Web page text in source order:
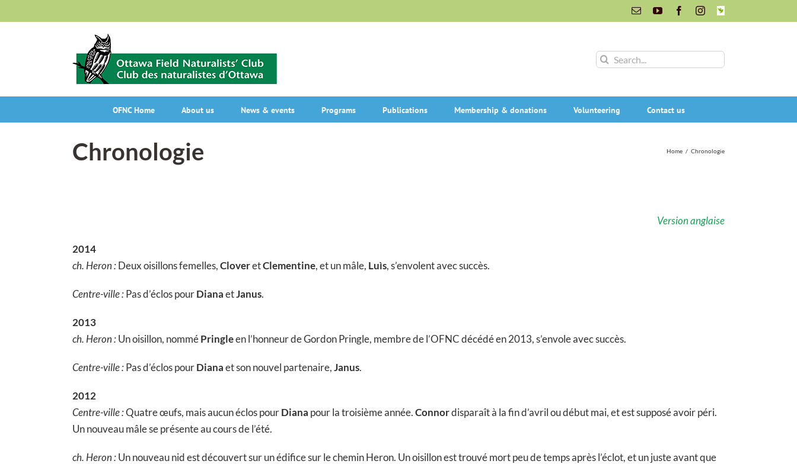
to
EmailYouTubeFacebookInstagram
INaturalist
Search
OFNC Home About us News & events Programs Publications Membership & donations Volunteering Contact us
Chronologie Home / Chronologie
Version anglaise
2014
ch. Heron :Deux oisillons femelles,CloveretClementine, et un mâle, Luìs, s’envolent avec succès.
Centre-ville :Pas d’éclos pourDianaetJanus.
2013
ch. Heron :Un oisillon, nomméPringleen l’honneur de Gordon Pringle, membre de l’OFNC décédé en 2013, s’envole avec succès.
Centre-ville :Pas d’éclos pourDianaet son nouvel partenaire,Janus.
2012
Centre-ville :Quatre œufs, mais aucun éclos pourDiana pour la troisième année.Connordisparaît à la fin d’avril ou début mai, et est supposé avoir péri.
Un nouveau mâle se présente au cours de l’été.
ch. Heron :Un nouveau nid est découvert sur un édifice sur le chemin Heron. Un oisillon est trouvé mort peu de temps après l’éclot, et un juste avant que